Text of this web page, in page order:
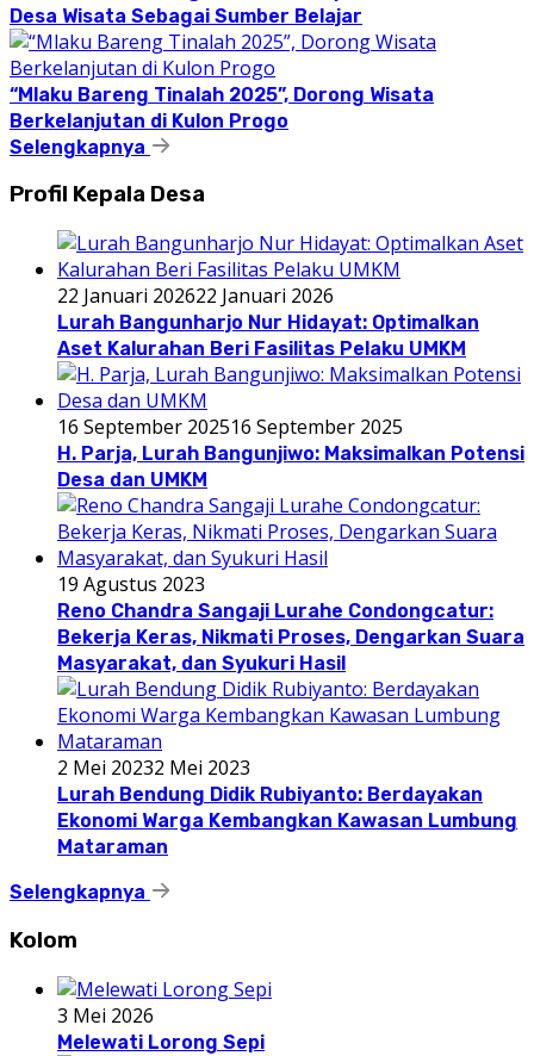
Desa Wisata Sebagai Sumber Belajar
“Mlaku Bareng Tinalah 2025”, Dorong Wisata
Berkelanjutan di Kulon Progo
Selengkapnya
Profil Kepala Desa
22 Januari 202622 Januari 2026
Lurah Bangunharjo Nur Hidayat: Optimalkan
Aset Kalurahan Beri Fasilitas Pelaku UMKM
16 September 202516 September 2025
H. Parja, Lurah Bangunjiwo: Maksimalkan Potensi
Desa dan UMKM
19 Agustus 2023
Reno Chandra Sangaji Lurahe Condongcatur:
Bekerja Keras, Nikmati Proses, Dengarkan Suara
Masyarakat, dan Syukuri Hasil
2 Mei 20232 Mei 2023
Lurah Bendung Didik Rubiyanto: Berdayakan
Ekonomi Warga Kembangkan Kawasan Lumbung
Mataraman
Selengkapnya
Kolom
3 Mei 2026
Melewati Lorong Sepi